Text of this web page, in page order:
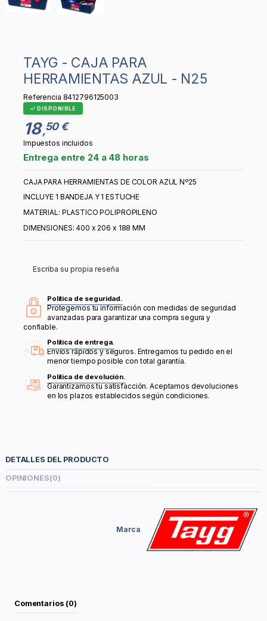
TAYG - CAJA PARA
HERRAMIENTAS AZUL - N25
Referencia 8412796125003
DISPONIBLE
18 ,50 €
Impuestos incluidos
Entrega entre 24 a 48 horas
CAJA PARA HERRAMIENTAS DE COLOR AZUL Nº25
INCLUYE 1 BANDEJA Y 1 ESTUCHE
MATERIAL: PLASTICO POLIPROPILENO
DIMENSIONES: 400 x 206 x 188 MM
Escriba su propia reseña
Política de seguridad.
Protegemos tu información con medidas de seguridad
avanzadas para garantizar una compra segura y
confiable.
Política de entrega.
Envíos rápidos y seguros. Entregamos tu pedido en el
menor tiempo posible con total garantía.
Política de devolución.
Garantizamos tu satisfacción. Aceptamos devoluciones
en los plazos establecidos según condiciones.
DETALLES DEL PRODUCTO
OPINIONES(0)
Marca
Comentarios (0)